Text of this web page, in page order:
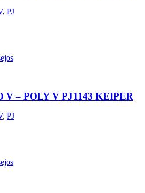
, PJ
V – POLY V PJ1143 KEIPER
, PJ